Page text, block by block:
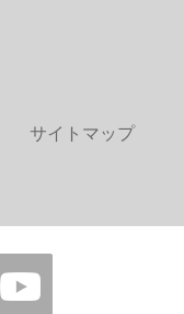
サイトマップ